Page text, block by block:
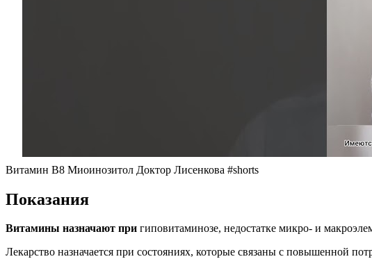
Витамин В8 Миоинозитол Доктор Лисенкова #shorts
Показания
Витамины назначают при гиповитаминозе, недостатке микро- и
Лекарство назначается при состояниях, которые связаны с повышенной